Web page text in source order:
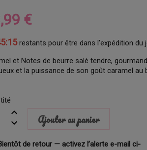
€
restants pour être dans l’expédition
et Notes de beurre salé tendre,
et la puissance de son goût caramel au
Ajouter au panier
de retour — activez l’alerte e-mail ci-